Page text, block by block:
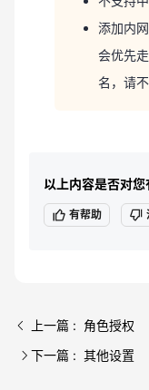
添加内
会优先
名，请
以上内容是否对您
有帮助
上一篇 : 角色授权
下一篇 : 其他设置